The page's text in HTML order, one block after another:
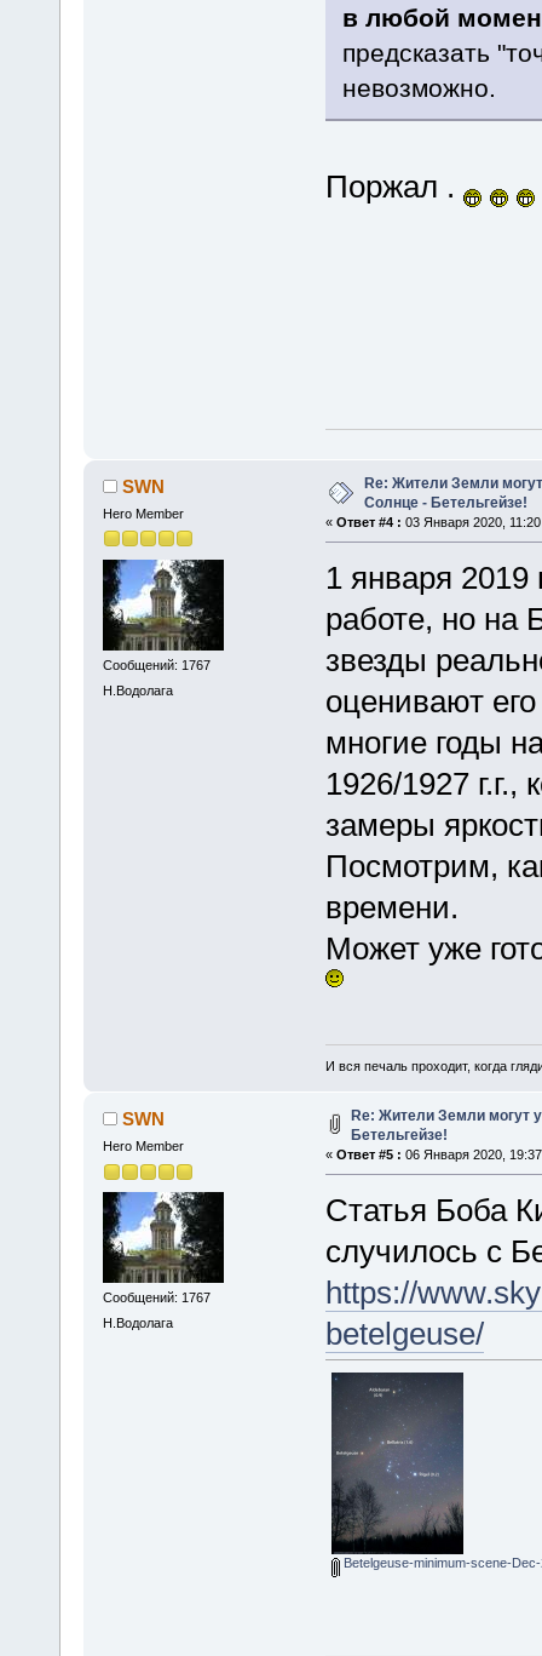
в любой
предсказать
невозможно.
Поржал .
SWN
Hero Member
Сообщений: 1767
Н.Водолага
Re: Жители Земли
Солнце - Бетельгейзе!
« Ответ #4 : 03 Января 2020,
1 января
работе, но на
звезды
оценивают
многие годы
1926/1927
замеры
Посмотрим,
времени.
Может уже
И вся печаль проходит, когда
SWN
Hero Member
Сообщений: 1767
Н.Водолага
Re: Жители Земли могут
Бетельгейзе!
« Ответ #5 : 06 Января 2020,
Статья Боба
случилось с
https://
betelgeuse/
Betelgeuse-minimum-scene-